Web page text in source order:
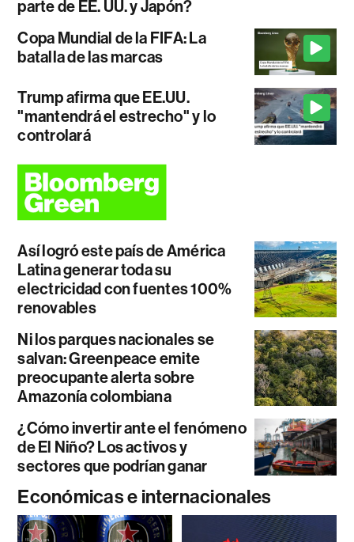
parte de EE. UU. y Japón?
Copa Mundial de la FIFA: La
batalla de las marcas
Trump afirma que EE.UU.
"mantendrá el estrecho" y lo
controlará
Así logró este país de América
Latina generar toda su
electricidad con fuentes 100%
renovables
Ni los parques nacionales se
salvan: Greenpeace emite
preocupante alerta sobre
Amazonía colombiana
¿Cómo invertir ante el fenómeno
de El Niño? Los activos y
sectores que podrían ganar
Económicas e internacionales